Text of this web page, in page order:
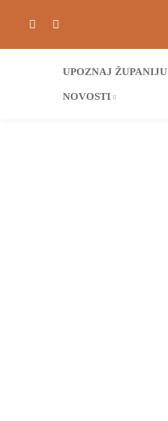
UPOZNAJ ŽUPANIJU
NOVOSTI